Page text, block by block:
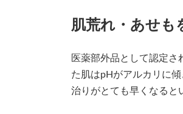
肌荒れ・あせも
医薬部外品として認定さ
た肌はpHがアルカリに
治りがとても早くなると